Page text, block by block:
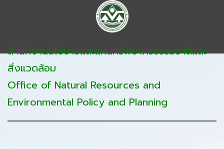
สำนักงานนโยบายและแผนทรัพยากรธรรมชาติและ
สิ่งแวดล้อม
Office of Natural Resources and
Environmental Policy and Planning